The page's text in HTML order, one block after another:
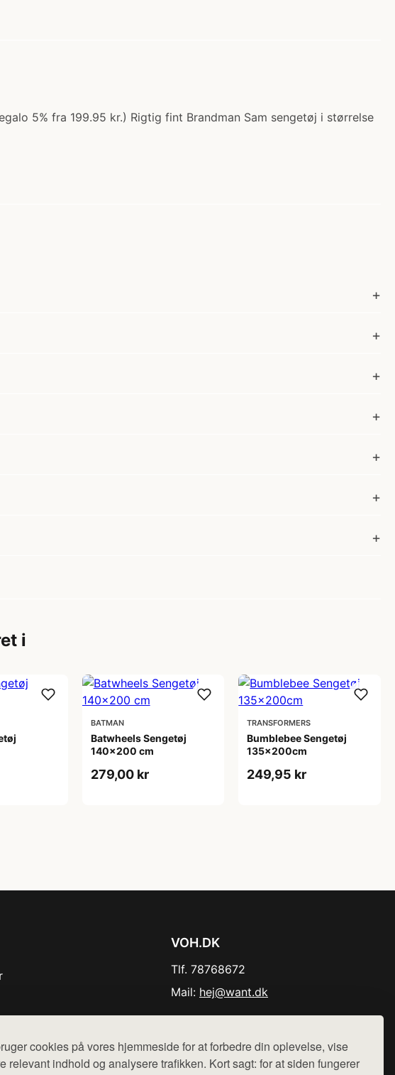
cookies på vores hjemmeside for at forbedre din oplevelse, vise
relevant indhold og analysere trafikken. Kort sagt: for at siden fungerer
5% fra 199.95 kr.) Rigtig fint Brandman Sam sengetøj i størrelse
i
BATMAN
Batwheels Sengetøj
140x200 cm
279,00 kr
TRANSFORMERS
Bumblebee Sengetøj
135x200cm
249,95 kr
VOH.DK
Tlf. 78768672
Mail: hej@want.dk